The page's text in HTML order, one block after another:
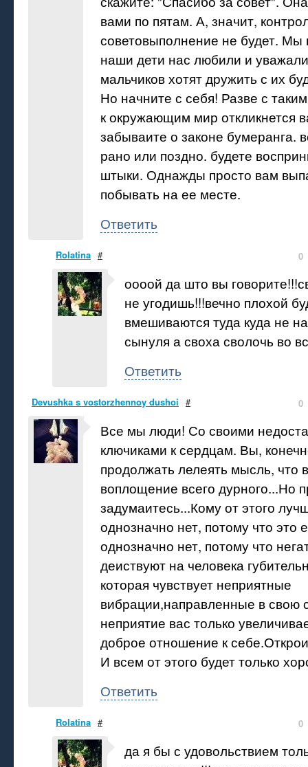
вами по пятам. А, значит,
советовыполнение не будет. Мы
наши дети нас любили и
мальчиков хотят дружить с их
Но начните с себя! Разве с
к окружающим мир откликнется
забываите о законе бумеранга.
рано или поздно. будете
штыки. Однажды просто вам
побывать на ее месте.
Ответить
Rolatina # 0
оооой да што вы
не угодишь!!!вечно плохой
вмешиваются туда куда не
сынуля а своха сволочь во
Ответить
Devushka s vostorzhennoy dushoi # 0
Все мы люди! Со своими
ключиками к сердцам. Вы,
продолжать лелеять мысль, что
воплощение всего дурного...Но
задумаитесь...Кому от этого
однозначно нет, потому что это
однозначно нет, потому что
деиствуют на человека
которая чувствует неприятные
вибрации,направленные в свою
неприятие вас только
доброе отношение к
И всем от этого будет только
Ответить
Rolatina # 0
да я бы с удовольствием